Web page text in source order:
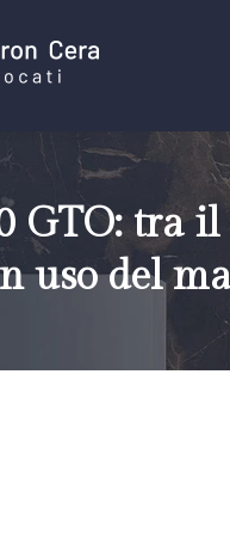
GTO: tra
uso del